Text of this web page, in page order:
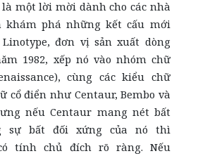
một lời mời dành cho các nhà
khám phá những kết cấu mới
đơn vị sản xuất dòng
1982, xếp nó vào nhóm chữ
cùng các kiểu chữ
cổ điển như Centaur, Bembo và
nếu Centaur mang nét bất
sự bất đối xứng của nó thì
tính chủ đích rõ ràng. Nếu